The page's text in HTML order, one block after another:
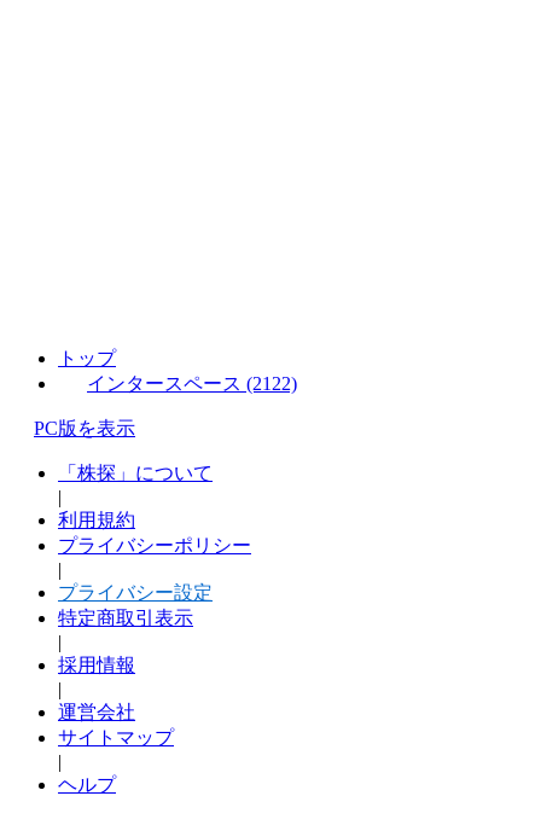
トップ
インタースペース (2122)
PC版を表示
「株探」について
|
利用規約
プライバシーポリシー
|
プライバシー設定
特定商取引表示
|
採用情報
|
運営会社
サイトマップ
|
ヘルプ